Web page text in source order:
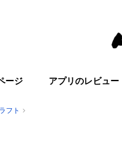
ージ アプリのレビュー
フト